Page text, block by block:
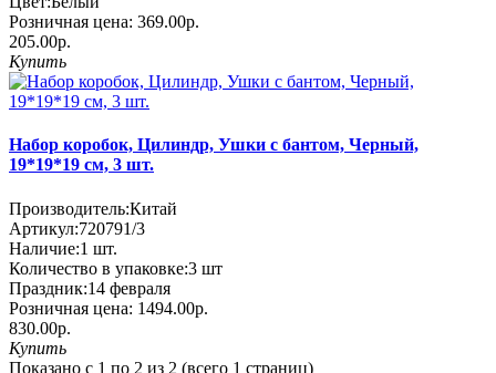
Розничная цена: 369.00р.
205.00р.
Купить
Набор коробок, Цилиндр, Ушки с бантом, Черный,
19*19*19 см, 3 шт.
Производитель:Китай
Артикул:720791/3
Наличие:1 шт.
Количество в упаковке:3 шт
Праздник:14 февраля
Розничная цена: 1494.00р.
830.00р.
Купить
Показано с 1 по 2 из 2 (всего 1 страниц)